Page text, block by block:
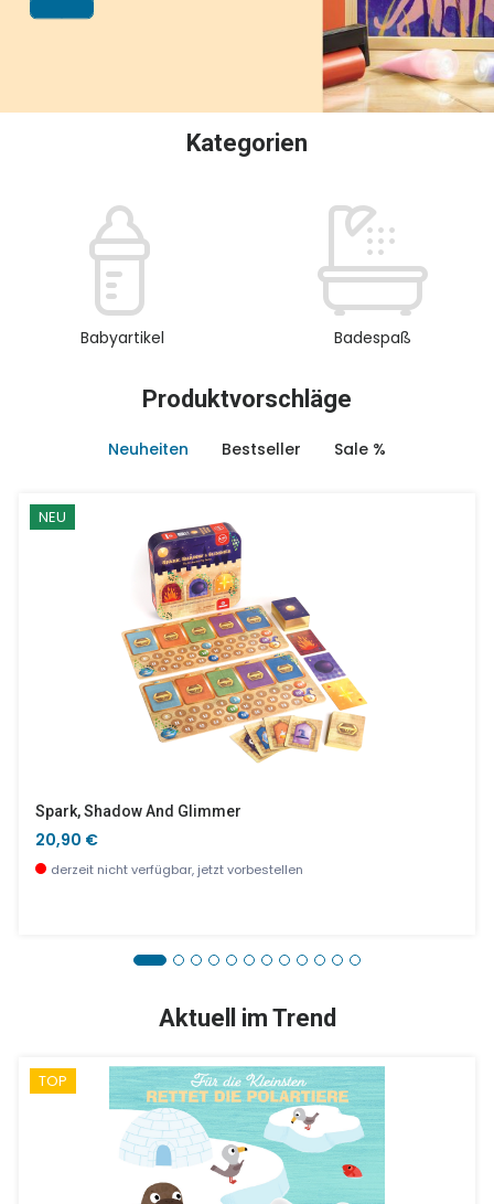
Kategorien
Babyartikel Badespaß
Produktvorschläge
Neuheiten Bestseller Sale %
NEU
Spark, Shadow And Glimmer
20,90 €
derzeit nicht verfügbar, jetzt vorbestellen
Aktuell im Trend
TOP